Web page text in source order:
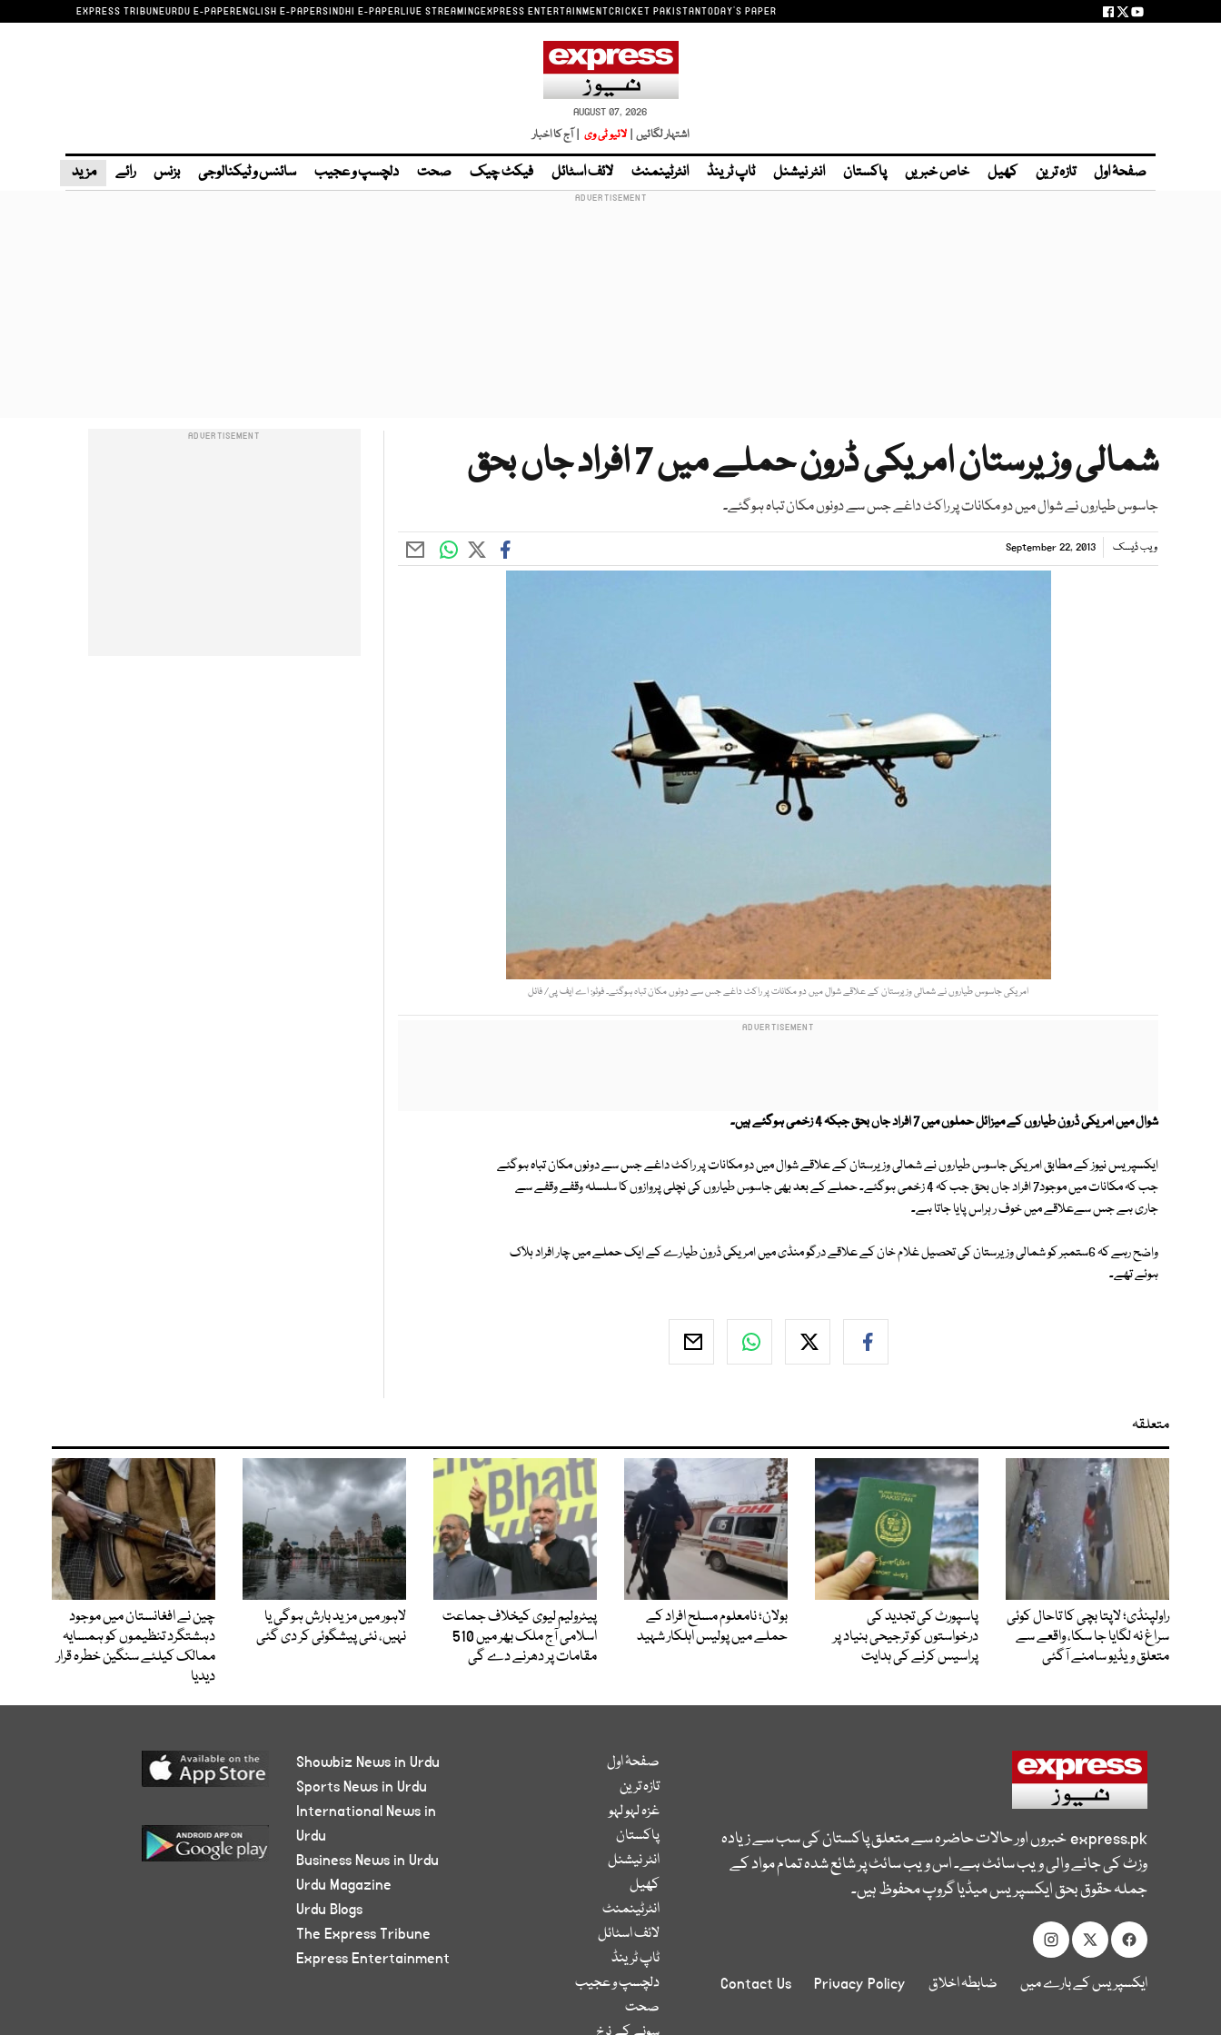
EXPRESS TRIBUNEURDU E-PAPERENGLISH E-PAPERSINDHI E-PAPERLIVE STREAMINGEXPRESS ENTERTAINMENTCRICKET PAKISTANTODAY'S PAPER
AUGUST 07, 2026
اشتہار لگائیں | لائیو ٹی وی | آج کا اخبار
صفحۂ اول تازہ ترین کھیل خاص خبریں پاکستان انٹر نیشنل ٹاپ ٹرینڈ انٹرٹینمنٹ لائف اسٹائل فیکٹ چیک صحت دلچسپ و عجیب سائنس و ٹیکنالوجی بزنس رائے مزید
شمالی وزیرستان امریکی ڈرون حملے میں 7 افراد جاں بحق
جاسوس طیاروں نے شوال میں دو مکانات پر راکٹ داغے جس سے دونوں مکان تباہ ہوگئے۔
ویب ڈیسک September 22, 2013
امریکی جاسوس طیاروں نے شمالی وزیرستان کے علاقے شوال میں دو مکانات پر راکٹ داغے جس سے دونوں مکان تباہ ہوگئے۔ فوٹو: اے ایف پی/ فائل
شوال میں امریکی ڈرون طیاروں کے میزائل حملوں میں 7 افراد جاں بحق جبکہ 4 زخمی ہوگئے ہیں۔
ایکسپریس نیوز کے مطابق امریکی جاسوس طیاروں نے شمالی وزیرستان کے علاقے شوال میں دو مکانات پر راکٹ داغے جس سے دونوں مکان تباہ ہوگئے
جب کہ مکانات میں موجود7 افراد جاں بحق جب کہ 4 زخمی ہوگئے۔ حملے کے بعد بھی جاسوس طیاروں کی نچلی پروازوں کا سلسلہ وقفے وقفے سے
جاری ہے جس سےعلاقے میں خوف ر ہراس پایا جاتا ہے۔
واضح رہے کہ 6ستمبر کو شمالی وزیرستان کی تحصیل غلام خان کے علاقے درگو منڈی میں امریکی ڈرون طیارے کے ایک حملے میں چار افراد ہلاک
ہوئے تھے۔
متعلقہ
راولپنڈی؛ لاپتا بچی کا تاحال کوئی
سراغ نہ لگایا جا سکا، واقعے سے
متعلق ویڈیو سامنے آگئی
پاسپورٹ کی تجدید کی
درخواستوں کو ترجیحی بنیاد پر
پراسیس کرنے کی ہدایت
بولان؛ نامعلوم مسلح افراد کے
حملے میں پولیس اہلکار شہید
پیٹرولیم لیوی کیخلاف جماعت
اسلامی آج ملک بھر میں 510
مقامات پر دھرنے دے گی
لاہور میں مزید بارش ہوگی یا
نہیں، نئی پیشگوئی کر دی گئی
چین نے افغانستان میں موجود
دہشتگرد تنظیموں کو ہمسایہ
ممالک کیلئے سنگین خطرہ قرار
دیدیا
express.pkخبروں اور حالات حاضرہ سے متعلق پاکستان کی سب سے زیادہ
وزٹ کی جانے والی ویب سائٹ ہے۔ اس ویب سائٹ پر شائع شدہ تمام مواد کے
جملہ حقوق بحق ایکسپریس میڈیا گروپ محفوظ ہیں۔
ایکسپریس کے بارے میں ضابطہ اخلاق Privacy Policy
Contact Us
صفحۂ اول
تازہ ترین
غزہ لہو لہو
پاکستان
انٹر نیشنل
کھیل
انٹرٹینمنٹ
لائف اسٹائل
ٹاپ ٹرینڈ
دلچسپ و عجیب
صحت
Showbiz News in Urdu
Sports News in Urdu
International News in
Urdu
Business News in Urdu
Urdu Magazine
Urdu Blogs
The Express Tribune
Express Entertainment